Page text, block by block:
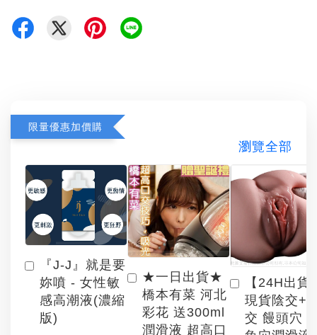
限量優惠加價購
瀏覽全部
『J-J』就是要
妳噴 - 女性敏
感高潮液(濃縮
版)
★一日出貨★
橋本有菜 河北
彩花 送300ml
潤滑液 超高口
【24H出貨
現貨陰交+
交 饅頭穴